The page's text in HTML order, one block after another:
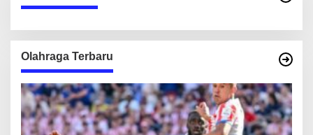
Olahraga Terbaru